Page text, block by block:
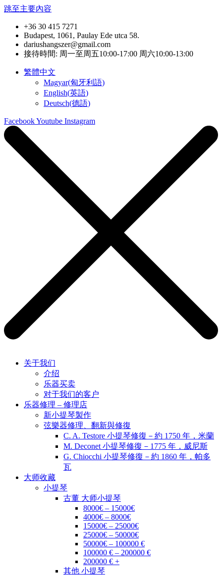
跳至主要內容
+36 30 415 7271
Budapest, 1061, Paulay Ede utca 58.
dariushangszer@gmail.com
接待時間: 周一至周五10:00-17:00 周六10:00-13:00
繁體中文
Magyar(匈牙利語)
English(英語)
Deutsch(德語)
FacebookYoutube Instagram
关于我们
介绍
乐器买卖
对于我们的客户
乐器修理 – 修理店
新小提琴製作
弦樂器修理、翻新與修復
C. A. Testore 小提琴修復－約 1750 年，米蘭
M. Deconet 小提琴修復－1775 年，威尼斯
G. Chiocchi 小提琴修復－約 1860 年，帕多
瓦
大师收藏
小提琴
古董 大师小提琴
8000€ – 15000€
4000€ – 8000€
15000€ – 25000€
25000€ – 50000€
50000€ – 100000 €
100000 € – 200000 €
200000 € +
其他 小提琴